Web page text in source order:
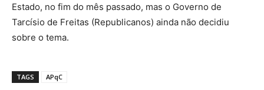
Estado, no fim do mês passado, mas o Governo de
Tarcísio de Freitas (Republicanos) ainda não decidiu
sobre o tema.
TAGS APqC